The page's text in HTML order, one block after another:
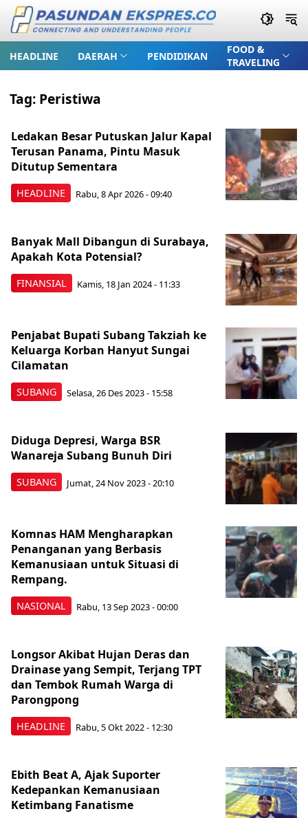
HEADLINE DAERAH PENDIDIKAN
FOOD &
TRAVELING
Tag: Peristiwa
HEADLINE
Ledakan Besar Putuskan Jalur Kapal
Terusan Panama, Pintu Masuk
Ditutup Sementara
Rabu, 8 Apr 2026 - 09:40
FINANSIAL
Banyak Mall Dibangun di Surabaya,
Apakah Kota Potensial?
Kamis, 18 Jan 2024 - 11:33
SUBANG
Penjabat Bupati Subang Takziah ke
Keluarga Korban Hanyut Sungai
Cilamatan
Selasa, 26 Des 2023 - 15:58
SUBANG
Diduga Depresi, Warga BSR
Wanareja Subang Bunuh Diri
Jumat, 24 Nov 2023 - 20:10
NASIONAL
Komnas HAM Mengharapkan
Penanganan yang Berbasis
Kemanusiaan untuk Situasi di
Rempang.
Rabu, 13 Sep 2023 - 00:00
HEADLINE
Longsor Akibat Hujan Deras dan
Drainase yang Sempit, Terjang TPT
dan Tembok Rumah Warga di
Parongpong
Rabu, 5 Okt 2022 - 12:30
Ebith Beat A, Ajak Suporter
Kedepankan Kemanusiaan
Ketimbang Fanatisme